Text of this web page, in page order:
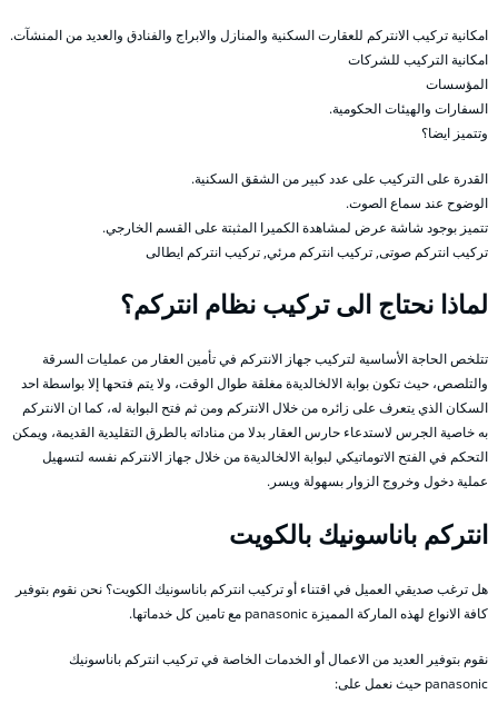
امكانية تركيب الانتركم للعقارت السكنية والمنازل والابراج والفنادق والعديد من المنشآت.
امكانية التركيب للشركات
المؤسسات
السفارات والهيئات الحكومية.
وتتميز ايضا؟
القدرة على التركيب على عدد كبير من الشقق السكنية.
الوضوح عند سماع الصوت.
تتميز بوجود شاشة عرض لمشاهدة الكميرا المثبتة على القسم الخارجي.
تركيب انتركم صوتى, تركيب انتركم مرئي, تركيب انتركم ايطالى
لماذا نحتاج الى تركيب نظام انتركم؟
تتلخص الحاجة الأساسية لتركيب جهاز الانتركم في تأمين العقار من عمليات السرقة
والتلصص، حيث تكون بوابة الالخالديةة مغلقة طوال الوقت، ولا يتم فتحها إلا بواسطة احد
السكان الذي يتعرف على زائره من خلال الانتركم ومن ثم فتح البوابة له، كما ان الانتركم
به خاصية الجرس لاستدعاء حارس العقار بدلا من مناداته بالطرق التقليدية القديمة، ويمكن
التحكم في الفتح الاتوماتيكي لبوابة الالخالديةة من خلال جهاز الانتركم نفسه لتسهيل
عملية دخول وخروج الزوار بسهولة ويسر.
انتركم باناسونيك بالكويت
هل ترغب صديقي العميل في اقتناء أو تركيب انتركم باناسونيك الكويت؟ نحن نقوم بتوفير
كافة الانواع لهذه الماركة المميزة panasonic مع تامين كل خدماتها.
نقوم بتوفير العديد من الاعمال أو الخدمات الخاصة في تركيب انتركم باناسونيك
panasonic حيث نعمل على: